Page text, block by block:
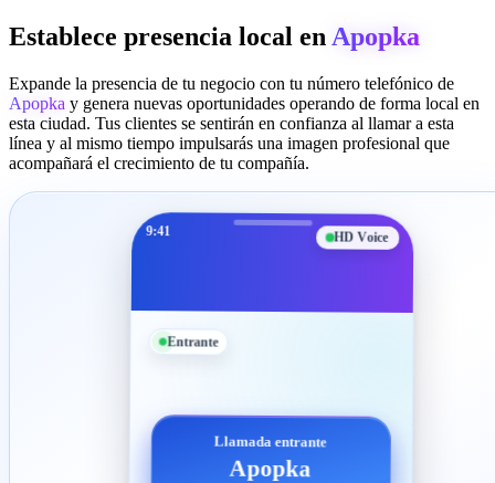
Establece presencia local en Apopka
Expande la presencia de tu negocio con tu número telefónico de
Apopka y genera nuevas oportunidades operando de forma local en
esta ciudad. Tus clientes se sentirán en confianza al llamar a esta
línea y al mismo tiempo impulsarás una imagen profesional que
acompañará el crecimiento de tu compañía.
9:41 HD Voice
Entrante
Llamada entrante
Apopka